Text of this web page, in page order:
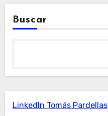
Buscar
LinkedIn Tomás Pardellas